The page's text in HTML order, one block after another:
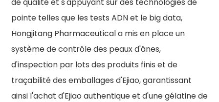
pointe telles que les tests ADN et le big data,
Hongjitang Pharmaceutical a mis en place un
système de contrôle des peaux d'ânes,
d'inspection par lots des produits finis et de
traçabilité des emballages d'Ejiao, garantissant
ainsi l'achat d'Ejiao authentique et d'une gélatine de